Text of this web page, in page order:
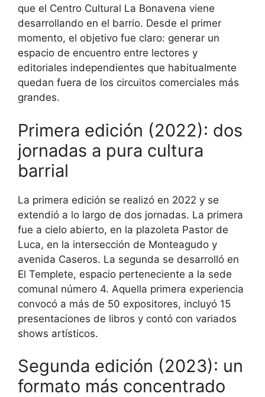
que el Centro Cultural La Bonavena viene
desarrollando en el barrio. Desde el primer
momento, el objetivo fue claro: generar un
espacio de encuentro entre lectores y
editoriales independientes que habitualmente
quedan fuera de los circuitos comerciales más
grandes.
Primera edición (2022): dos
jornadas a pura cultura
barrial
La primera edición se realizó en 2022 y se
extendió a lo largo de dos jornadas. La primera
fue a cielo abierto, en la plazoleta Pastor de
Luca, en la intersección de Monteagudo y
avenida Caseros. La segunda se desarrolló en
El Templete, espacio perteneciente a la sede
comunal número 4. Aquella primera experiencia
convocó a más de 50 expositores, incluyó 15
presentaciones de libros y contó con variados
shows artísticos.
Segunda edición (2023): un
formato más concentrado